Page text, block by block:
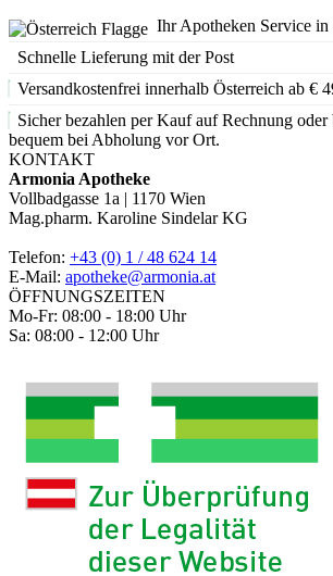
Ihr Apotheken Service in
Schnelle Lieferung mit der Post
Versandkostenfrei innerhalb Österreich ab €
Sicher bezahlen per Kauf auf Rechnung
bequem bei Abholung vor Ort.
KONTAKT
Armonia Apotheke
Vollbadgasse 1a | 1170 Wien
Mag.pharm. Karoline Sindelar KG
Telefon: +43 (0) 1 / 48 624 14
E-Mail: apotheke@armonia.at
ÖFFNUNGSZEITEN
Mo-Fr: 08:00 - 18:00 Uhr
Sa: 08:00 - 12:00 Uhr